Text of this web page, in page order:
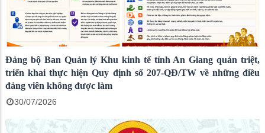
Đảng bộ Ban Quản lý Khu kinh tế tỉnh An Giang quán triệt,
triển khai thực hiện Quy định số 207-QĐ/TW về những điều
đảng viên không được làm
30/07/2026